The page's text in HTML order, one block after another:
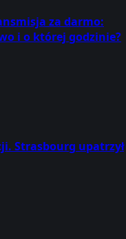
za darmo:
i o której godzinie?
Strasbourg upatrzył